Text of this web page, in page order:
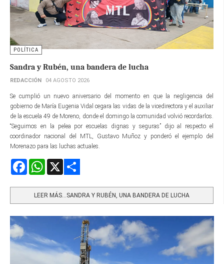
POLÍTICA
Sandra y Rubén, una bandera de lucha
REDACCIÓN 04 AGOSTO 2026
Se cumplió un nuevo aniversario del momento en que la negligencia del
gobierno de María Eugenia Vidal cegara las vidas de la vicedirectora y el auxiliar
de la escuela 49 de Moreno, donde el domingo la comunidad volvió recordarlos.
“Seguimos en la pelea por escuelas dignas y seguras” dijo al respecto el
coordinador nacional del MTL, Gustavo Muñoz y ponderó el ejemplo del
Morenazo para las luchas actuales.
FacebookWhatsApp
LEER MÁS…SANDRA Y RUBÉN, UNA BANDERA DE LUCHA